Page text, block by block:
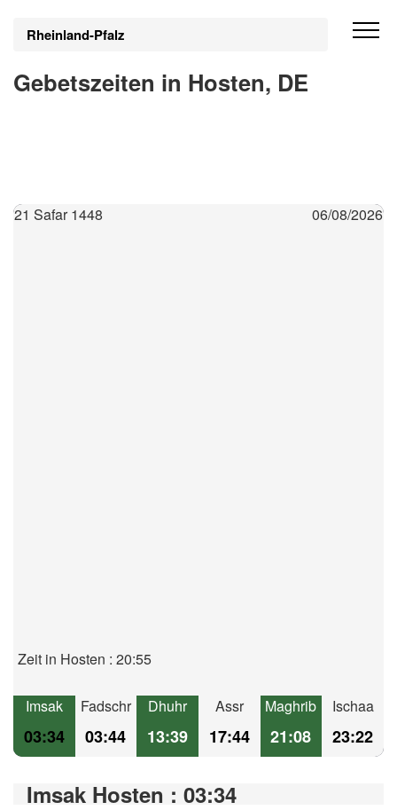
Rheinland-Pfalz
Gebetszeiten in Hosten, DE
21 Safar 1448 06/08/2026
Zeit in Hosten : 20:55
Imsak
03:34
Fadschr
03:44
Dhuhr
13:39
Assr
17:44
Maghrib
21:08
Ischaa
23:22
Imsak Hosten : 03:34